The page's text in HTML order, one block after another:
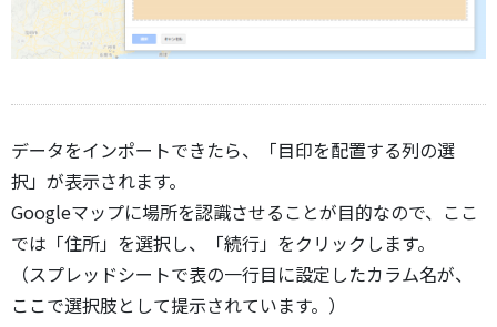
データをインポートできたら、「目印を配置する列の選
択」が表示されます。
Googleマップに場所を認識させることが目的なので、ここ
では「住所」を選択し、「続行」をクリックします。
（スプレッドシートで表の一行目に設定したカラム名が、
ここで選択肢として提示されています。）